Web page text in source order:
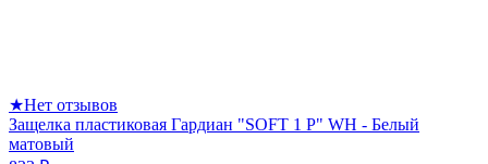
★Нет отзывов
Защелка пластиковая Гардиан "SOFT 1 P" WH - Белый
матовый